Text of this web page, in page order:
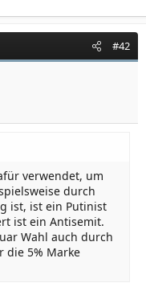
#42
verwendet, um
durch
ist, ist ein Putinist
ist ein Antisemit.
Wahl auch durch
die 5% Marke